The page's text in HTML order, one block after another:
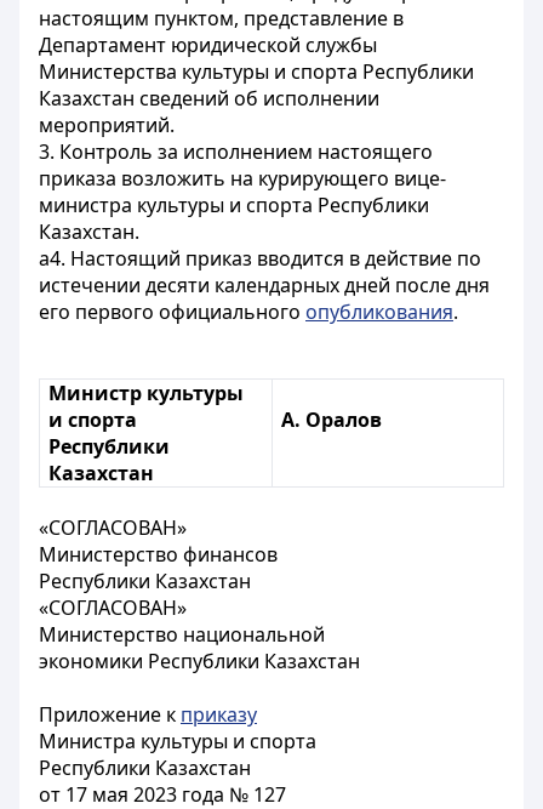
настоящим пунктом, представление в
Департамент юридической службы
Министерства культуры и спорта Республики
Казахстан сведений об исполнении
мероприятий.
3. Контроль за исполнением настоящего
приказа возложить на курирующего вице-
министра культуры и спорта Республики
Казахстан.
а4. Настоящий приказ вводится в действие по
истечении десяти календарных дней после дня
его первого официального опубликования.
Министр культуры
и спорта
Республики
Казахстан
А. Оралов
«СОГЛАСОВАН»
Министерство финансов
Республики Казахстан
«СОГЛАСОВАН»
Министерство национальной
экономики Республики Казахстан
Приложение к приказу
Министра культуры и спорта
Республики Казахстан
от 17 мая 2023 года № 127